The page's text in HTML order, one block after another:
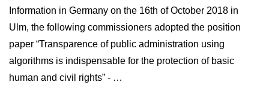
Information in Germany on the 16th of October 2018 in
Ulm, the following commissioners adopted the position
paper “Transparence of public administration using
algorithms is indispensable for the protection of basic
human and civil rights” - …